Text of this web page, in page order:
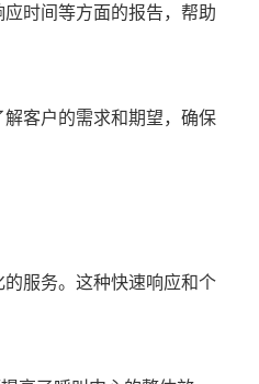
时间等方面的报告，帮助
客户的需求和期望，确保
服务。这种快速响应和个